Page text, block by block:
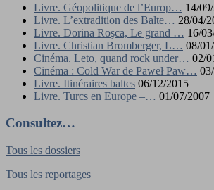
Livre. Géopolitique de l’Europ… 14/
Livre. L’extradition des Balte… 28/04/
Livre. Dorina Roşca, Le grand … 16/
Livre. Christian Bromberger, L… 08/
Cinéma. Leto, quand rock under… 02/
Cinéma : Cold War de Paweł Paw…
Livre. Itinéraires baltes 06/12/2015
Livre. Turcs en Europe –… 01/07/2007
Consultez…
Tous les dossiers
Tous les reportages